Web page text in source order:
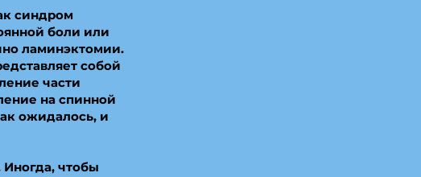
синдром
боли или
ламинэктомии.
собой
части
на спинной
ожидалось, и
чтобы